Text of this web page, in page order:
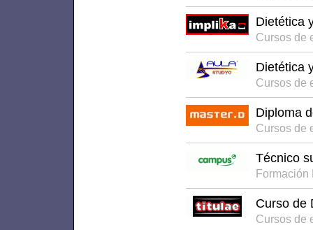
Dietética
Cursos de
Dietética
Cursos de
Diploma
Cursos de
Técnico
Curso de
Cursos de